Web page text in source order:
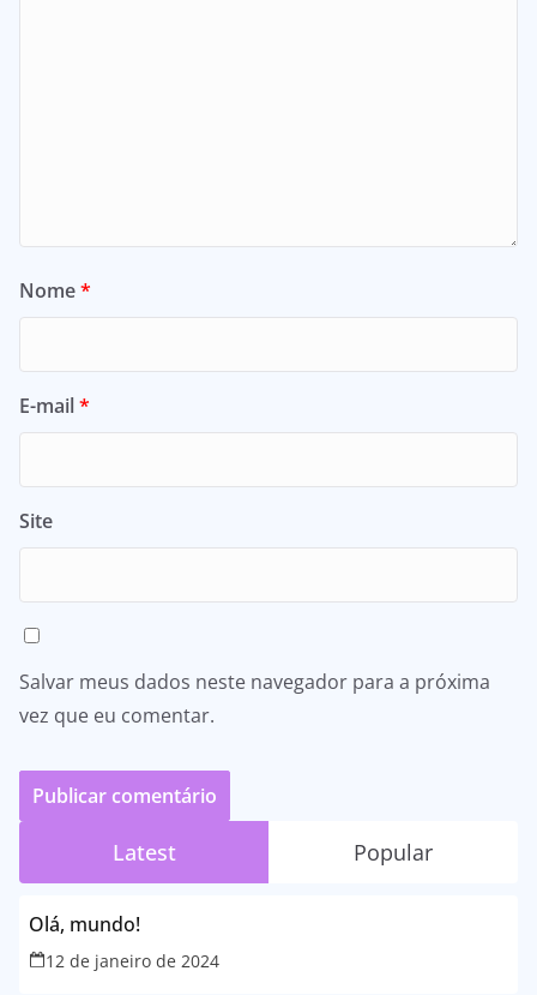
Nome*
E-mail*
Site
Salvar meus dados neste navegador para a próxima
vez que eu comentar.
Latest Popular
Olá, mundo!
12 de janeiro de 2024